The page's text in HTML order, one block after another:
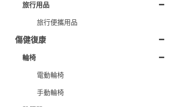
旅行用品
旅行便攜用品
傷健復康
輪椅
電動輪椅
手動輪椅